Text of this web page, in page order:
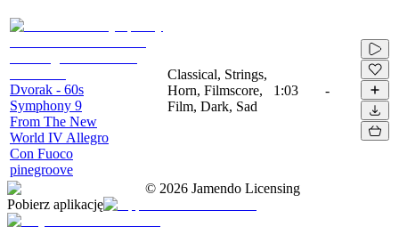
Dvorak - 60s
Symphony 9
From The New
World IV Allegro
Con Fuoco
pinegroove
Classical, Strings,
Horn, Filmscore,
Film, Dark, Sad
1:03 -
© 2026 Jamendo Licensing
Pobierz aplikację